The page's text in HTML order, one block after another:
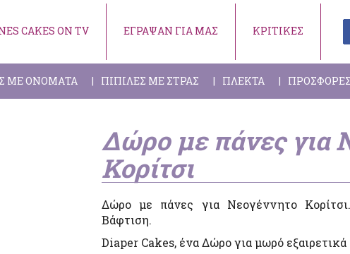
CAKES ON TV ΕΓΡΑΨΑΝ ΓΙΑ ΜΑΣ ΚΡΙΤΙΚΕΣ
ΜΕ ΟΝΟΜΑΤΑ ΠΙΠΙΛΕΣ ΜΕ ΣΤΡΑΣ ΠΛΕΚΤΑ ΠΡΟΣΦΟΡΕΣ
Δώρο με πάνες για
Κορίτσι
Δώρο με πάνες για Νεογέννητο
Βάφτιση.
Diaper Cakes, ένα Δώρο για μωρό